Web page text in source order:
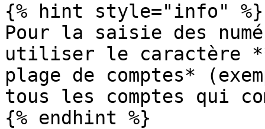
{% hint style="info" %}
Pour la saisie des
utiliser le caractère
plage de comptes*
tous les comptes qui
{% endhint %}